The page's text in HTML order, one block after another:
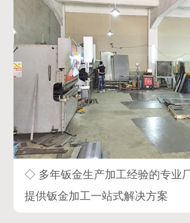
◇ 多年钣金生产加工经验的专业
提供钣金加工一站式解决方案